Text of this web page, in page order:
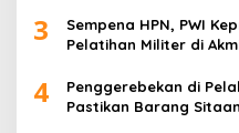
3
Sempena HPN, PWI
Pelatihan Militer di
4
Penggerebekan di
Pastikan Barang